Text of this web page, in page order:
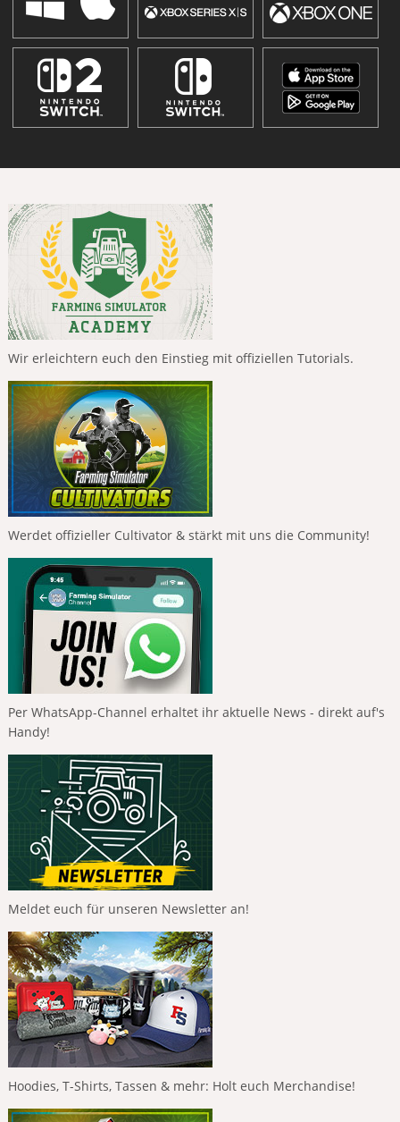
Wir erleichtern euch den Einstieg mit offiziellen Tutorials.
Werdet offizieller Cultivator & stärkt mit uns die Community!
Per WhatsApp-Channel erhaltet ihr aktuelle News - direkt auf's
Handy!
Meldet euch für unseren Newsletter an!
Hoodies, T-Shirts, Tassen & mehr: Holt euch Merchandise!